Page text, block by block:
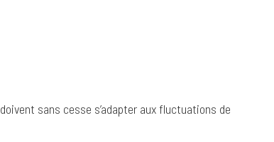
sans cesse s’adapter aux fluctuations de